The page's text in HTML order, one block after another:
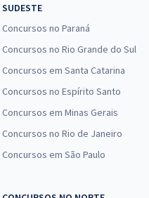
SUDESTE
Concursos no Paraná
Concursos no Rio Grande do Sul
Concursos em Santa Catarina
Concursos no Espírito Santo
Concursos em Minas Gerais
Concursos no Rio de Janeiro
Concursos em São Paulo